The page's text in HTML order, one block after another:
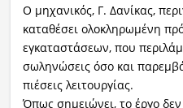
Ο μηχανικός, Γ. Δανίκας,
καταθέσει ολοκληρωμένη
εγκαταστάσεων, που
σωληνώσεις όσο και
πιέσεις λειτουργίας.
Όπως σημειώνει, το έργο